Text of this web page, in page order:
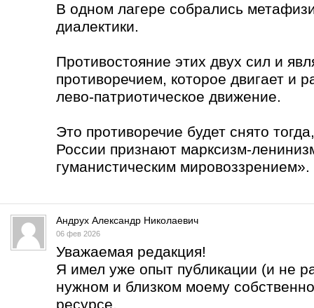
В одном лагере собрались
диалектики.
Противостояние этих двух сил и
противоречием, которое двигает и
лево-патриотическое движение.
Это противоречие будет снято
России признают марксизм-
гуманистическим мировоззрением».
Андрух Александр Николаевич
06 фев 2026
Уважаемая редакция!
Я имел уже опыт публикации (и не
нужном и близком моему
ресурсе.